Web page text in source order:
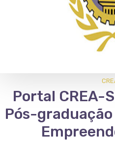
Portal CREA-
Pós-